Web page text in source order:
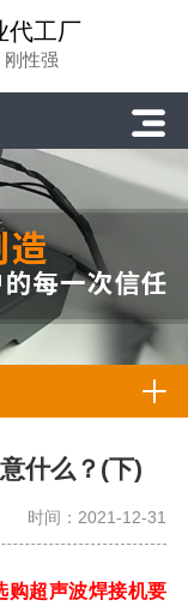
代工厂
刚性强
什么？(下)
时间：2021-12-31
购超声波焊接机要